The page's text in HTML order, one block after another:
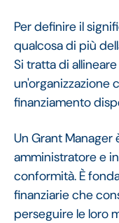
Per definire il
qualcosa di più
Si tratta di
un'organizzazione
finanziamento
Un Grant
amministratore e
conformità. È
finanziarie che
perseguire le loro